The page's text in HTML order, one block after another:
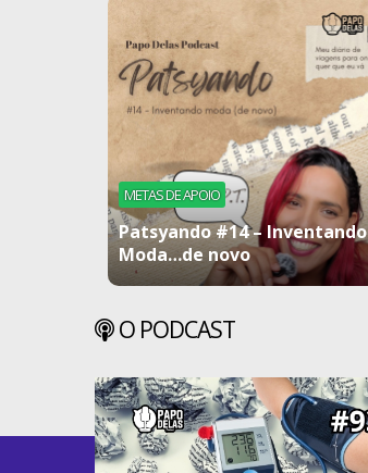
METAS DE APOIO
Patsyando #14 – Inventando
Moda…de novo
O PODCAST